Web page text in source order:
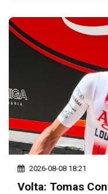
2026-08-08 18:21
Volta: Tomas